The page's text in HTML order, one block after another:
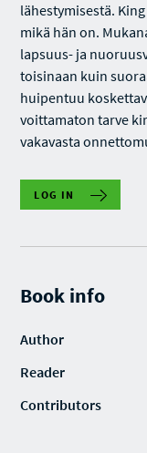
lähestymisestä.
mikä hän on.
lapsuus- ja
toisinaan kuin
huipentuu
voittamaton tarve
vakavasta
LOG IN
Book info
Author
Reader
Contributors